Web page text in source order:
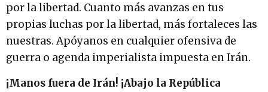
por la libertad. Cuanto más avanzas en tus
propias luchas por la libertad, más fortaleces las
nuestras. Apóyanos en cualquier ofensiva de
guerra o agenda imperialista impuesta en Irán.
¡Manos fuera de Irán! ¡Abajo la República